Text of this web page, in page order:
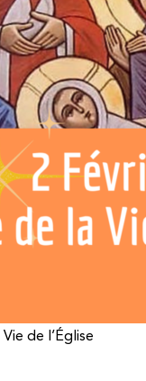
Vie de l’Église